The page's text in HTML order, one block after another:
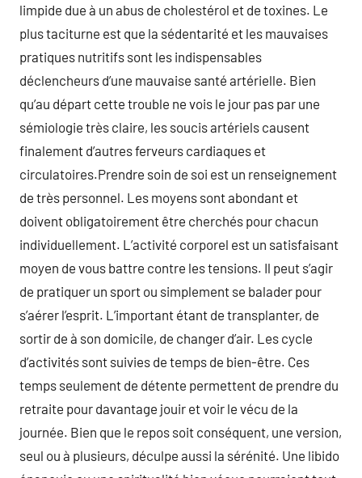
limpide due à un abus de cholestérol et de toxines. Le
plus taciturne est que la sédentarité et les mauvaises
pratiques nutritifs sont les indispensables
déclencheurs d’une mauvaise santé artérielle. Bien
qu’au départ cette trouble ne vois le jour pas par une
sémiologie très claire, les soucis artériels causent
finalement d’autres ferveurs cardiaques et
circulatoires.Prendre soin de soi est un renseignement
de très personnel. Les moyens sont abondant et
doivent obligatoirement être cherchés pour chacun
individuellement. L’activité corporel est un satisfaisant
moyen de vous battre contre les tensions. Il peut s’agir
de pratiquer un sport ou simplement se balader pour
s’aérer l’esprit. L’important étant de transplanter, de
sortir de à son domicile, de changer d’air. Les cycle
d’activités sont suivies de temps de bien-être. Ces
temps seulement de détente permettent de prendre du
retraite pour davantage jouir et voir le vécu de la
journée. Bien que le repos soit conséquent, une version,
seul ou à plusieurs, déculpe aussi la sérénité. Une libido